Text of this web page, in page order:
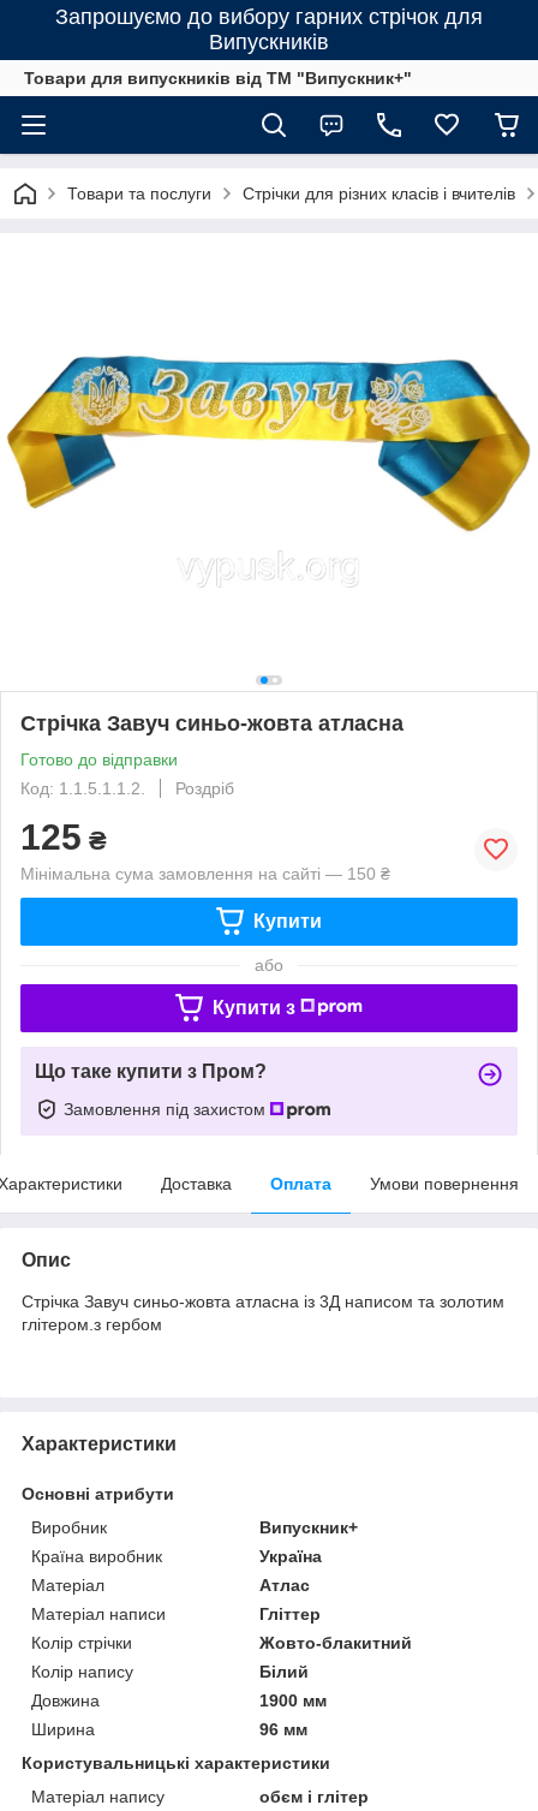
Запрошуємо до вибору гарних стрічок для
Випускників
Товари для випускників від ТМ "Випускник+"
Товари та послуги Стрічки для різних класів і вчителів
Стрічка Завуч синьо-жовта атласна
Готово до відправки
Код: 1.1.5.1.1.2.
Роздріб
125 ₴
Мінімальна сума замовлення на сайті — 150 ₴
Купити
або
Купити з
Що таке купити з Пром?
Замовлення під захистом
Доставка Оплата Умови повернення
Опис
Стрічка Завуч синьо-жовта атласна із 3Д написом та золотим
глітером.з гербом
Характеристики
Основні атрибути
Виробник
Випускник+
Країна виробник
Україна
Матеріал
Атлас
Матеріал написи
Гліттер
Колір стрічки
Жовто-блакитний
Колір напису
Білий
Довжина
1900 мм
Ширина
96 мм
Користувальницькі характеристики
Матеріал напису
обєм і глітер